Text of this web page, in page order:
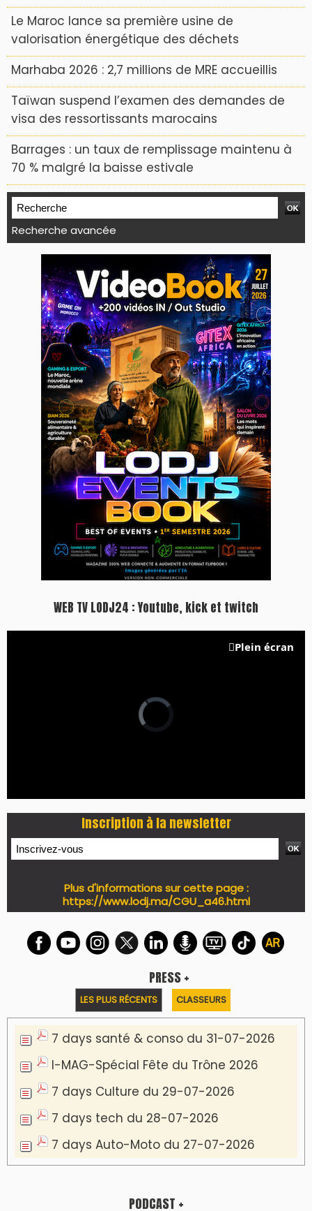
Le Maroc lance sa première usine de
valorisation énergétique des déchets
Marhaba 2026 : 2,7 millions de MRE accueillis
Taïwan suspend l’examen des demandes de
visa des ressortissants marocains
Barrages : un taux de remplissage maintenu à
70 % malgré la baisse estivale
Recherche avancée
WEB TV LODJ24 : Youtube, kick et twitch
Plein écran
Inscription à la newsletter
Plus d'informations sur cette page :
7 days santé & conso du 31-07-2026
7 days Auto-Moto du 27-07-2026
PODCAST +
LES PLUS RÉCENTS CLASSEURS
Podcast I-Week-N°137 du 26-07-2026
Podcast Eco-Business du 20-07-2026
Podcast IA-MAG-07 du 22-07-2026
Podcast I-Week N°136-19-07-2026
Podcast I-débats N31 du 18-07-2026
Communiqué de presse
Lesieur Cristal célèbre 85 ans d'engagement
en devenant partenaire du Moussem Moulay